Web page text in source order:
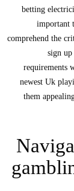
betting
important
comprehend the
sign up
requirements
newest Uk
them